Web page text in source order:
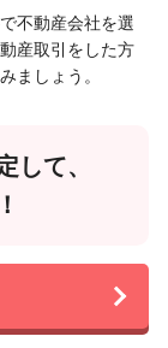
不動産会社を選
産取引をした方
ましょう。
して、